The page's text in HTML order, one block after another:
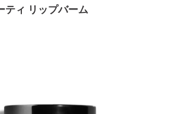
ティ リップバーム